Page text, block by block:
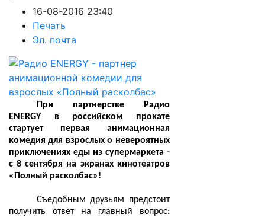
16-08-2016 23:40
Печать
Эл. почта
При партнерстве Радио
ENERGY в российском прокате
стартует первая анимационная
комедия для взрослых о невероятных
приключениях еды из супермаркета -
с 8 сентября на экранах кинотеатров
«Полный расколбас»!
Съедобным друзьям предстоит
получить ответ на главный вопрос: